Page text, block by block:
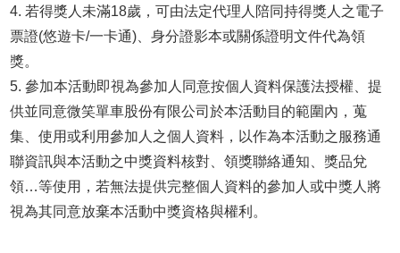
4. 若得獎人未滿18歲，可由法定代理人陪同持得獎人之電子
票證(悠遊卡/一卡通)、身分證影本或關係證明文件代為領
獎。
5. 參加本活動即視為參加人同意按個人資料保護法授權、提
供並同意微笑單車股份有限公司於本活動目的範圍內，蒐
集、使用或利用參加人之個人資料，以作為本活動之服務通
聯資訊與本活動之中獎資料核對、領獎聯絡通知、獎品兌
領…等使用，若無法提供完整個人資料的參加人或中獎人將
視為其同意放棄本活動中獎資格與權利。